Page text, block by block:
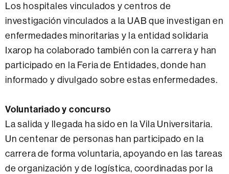
Los hospitales vinculados y centros de
investigación vinculados a la UAB que investigan en
enfermedades minoritarias y la entidad solidaria
Ixarop ha colaborado también con la carrera y han
participado en la Feria de Entidades, donde han
informado y divulgado sobre estas enfermedades.
Voluntariado y concurso
La salida y llegada ha sido en la Vila Universitaria.
Un centenar de personas han participado en la
carrera de forma voluntaria, apoyando en las tareas
de organización y de logística, coordinadas por la